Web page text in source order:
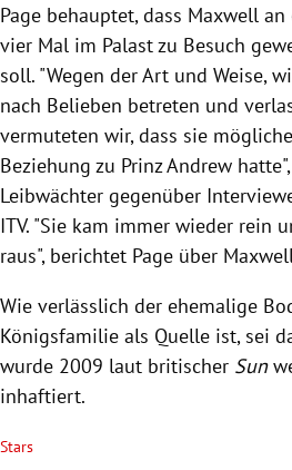
Page behauptet, dass Maxwell an
vier Mal im Palast zu Besuch
soll. "Wegen der Art und Weise,
nach Belieben betreten und
vermuteten wir, dass sie
Beziehung zu Prinz Andrew
Leibwächter gegenüber
ITV. "Sie kam immer wieder rein
raus", berichtet Page über
Wie verlässlich der ehemalige
Königsfamilie als Quelle ist, sei
wurde 2009 laut britischer Sun
inhaftiert.
Stars